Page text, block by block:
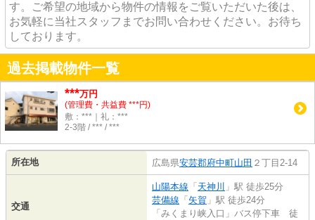
す。ご希望の地域から物件の情報をご覧いただいた後は、
お気軽に当社スタッフまでお問い合わせください。お待ち
しております。
過去掲載物件一覧
***万円
(管理費・共益費 ***円)
敷：***｜礼：***
2-3階 / *** / ***
所在地 広島県安芸郡府中町山田 ２丁目2-14
交通
山陽本線 「 天神川 」駅 徒歩25分
芸備線 「 矢賀 」駅 徒歩24分
「みくまり峡入口」バス停下車 徒